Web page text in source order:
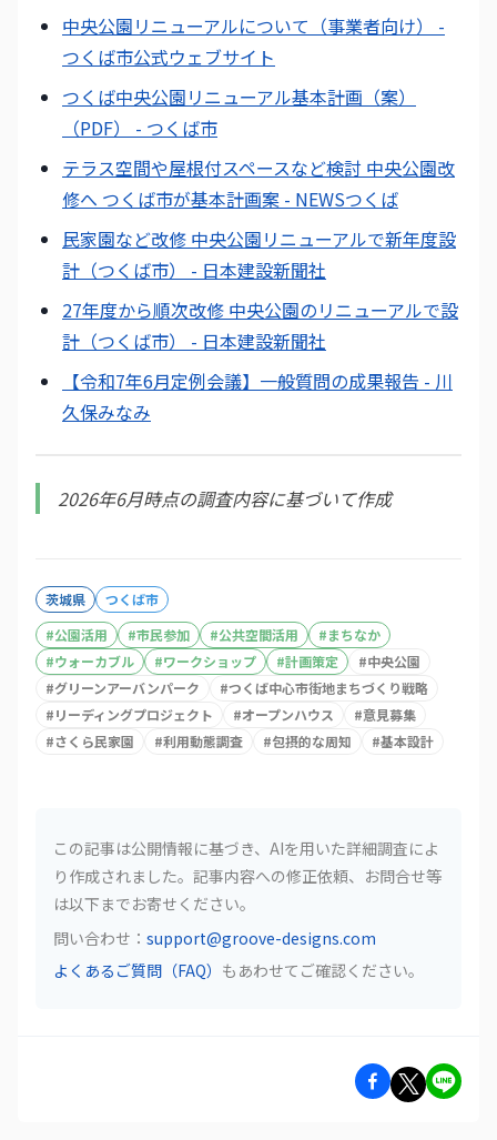
中央公園リニューアルについて（事業者向け） -
つくば市公式ウェブサイト
つくば中央公園リニューアル基本計画（案）
（PDF） - つくば市
テラス空間や屋根付スペースなど検討 中央公園改
修へ つくば市が基本計画案 - NEWSつくば
民家園など改修 中央公園リニューアルで新年度設
計（つくば市） - 日本建設新聞社
27年度から順次改修 中央公園のリニューアルで設
計（つくば市） - 日本建設新聞社
【令和7年6月定例会議】一般質問の成果報告 - 川
久保みなみ
2026年6月時点の調査内容に基づいて作成
茨城県
つくば市
#公園活用 #市民参加 #公共空間活用 #まちなか
#ウォーカブル #ワークショップ #計画策定 #中央公園
#グリーンアーバンパーク #つくば中心市街地まちづくり戦略
#リーディングプロジェクト #オープンハウス #意見募集
#さくら民家園 #利用動態調査 #包摂的な周知 #基本設計
この記事は公開情報に基づき、AIを用いた詳細調査によ
り作成されました。記事内容への修正依頼、お問合せ等
は以下までお寄せください。
問い合わせ： support@groove-designs.com
よくあるご質問（FAQ） もあわせてご確認ください。